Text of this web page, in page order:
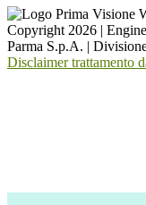
Copyright 2026 |
Parma S.p.A. |
Disclaimer trattamento